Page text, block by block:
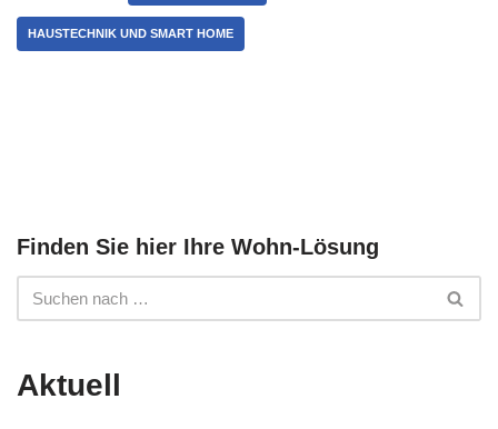
HAUSTECHNIK UND SMART HOME
Finden Sie hier Ihre Wohn-Lösung
Aktuell